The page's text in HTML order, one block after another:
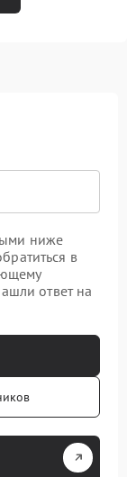
ниже
в
ответ на